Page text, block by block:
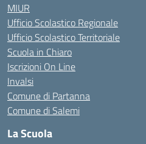
MIUR
Ufficio Scolastico Regionale
Ufficio Scolastico Territoriale
Scuola in Chiaro
Iscrizioni On Line
Invalsi
Comune di Partanna
Comune di Salemi
La Scuola